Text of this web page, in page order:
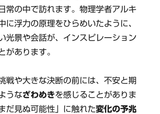
常の中で訪れます。物理学者アルキ
に浮力の原理をひらめいたように、
光景や会話が、インスピレーション
があります。
戦や大きな決断の前には、不安と期
うなざわめきを感じることがありま
だ見ぬ可能性」に触れた変化の予兆